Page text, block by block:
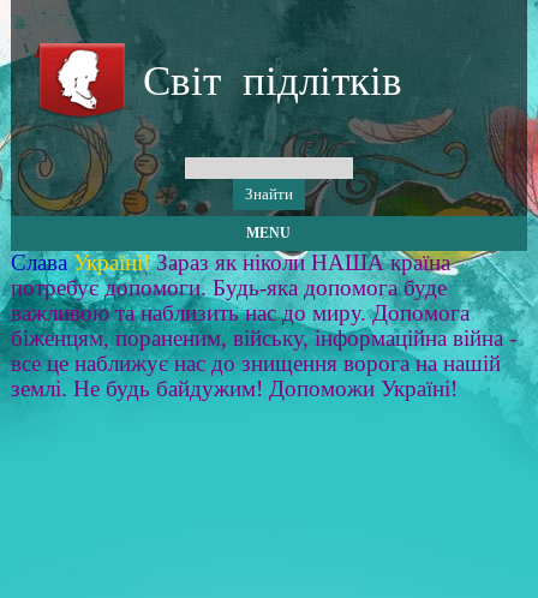
Світ підлітків
MENU
Слава Україні! Зараз як ніколи НАША країна
потребує допомоги. Будь-яка допомога буде
важливою та наблизить нас до миру. Допомога
біженцям, пораненим, війську, інформаційна війна -
все це наближує нас до знищення ворога на нашій
землі. Не будь байдужим! Допоможи Україні!